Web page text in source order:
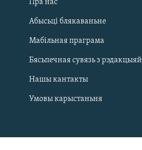
Пра нас
Абысьці блякаваньне
Мабільная праграма
Бясьпечная сувязь з рэдакцыяй
Нашы кантакты
Умовы карыстаньня